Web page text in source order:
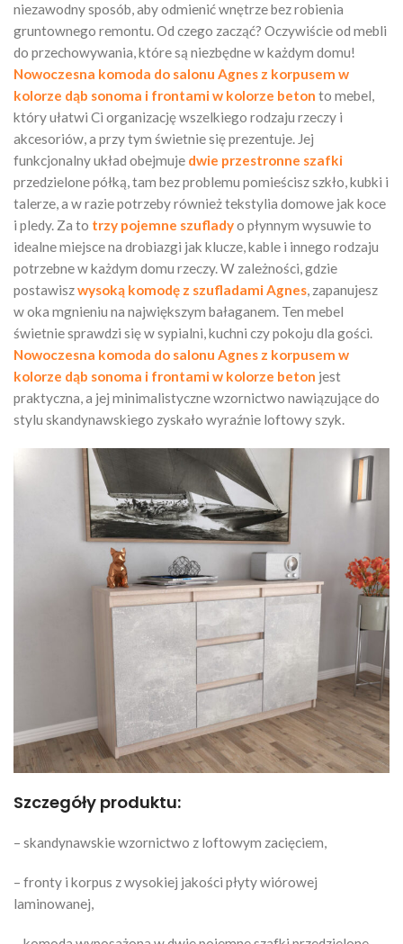
niezawodny sposób, aby odmienić wnętrze bez robienia
gruntownego remontu. Od czego zacząć? Oczywiście od mebli
do przechowywania, które są niezbędne w każdym domu!
Nowoczesna komoda do salonu Agnes z korpusem w
kolorze dąb sonoma i frontami w kolorze beton to mebel,
który ułatwi Ci organizację wszelkiego rodzaju rzeczy i
akcesoriów, a przy tym świetnie się prezentuje. Jej
funkcjonalny układ obejmuje dwie przestronne szafki
przedzielone półką, tam bez problemu pomieścisz szkło, kubki i
talerze, a w razie potrzeby również tekstylia domowe jak koce
i pledy. Za to trzy pojemne szufladyo płynnym wysuwie to
idealne miejsce na drobiazgi jak klucze, kable i innego rodzaju
potrzebne w każdym domu rzeczy. W zależności, gdzie
postawiszwysoką komodę z szufladami Agnes, zapanujesz
w oka mgnieniu na największym bałaganem. Ten mebel
świetnie sprawdzi się w sypialni, kuchni czy pokoju dla gości.
Nowoczesna komoda do salonu Agnes z korpusem w
kolorze dąb sonoma i frontami w kolorze beton jest
praktyczna, a jej minimalistyczne wzornictwo nawiązujące do
stylu skandynawskiego zyskało wyraźnie loftowy szyk.
Szczegóły produktu:
– skandynawskie wzornictwo z loftowym zacięciem,
– fronty i korpus z wysokiej jakości płyty wiórowej
laminowanej,